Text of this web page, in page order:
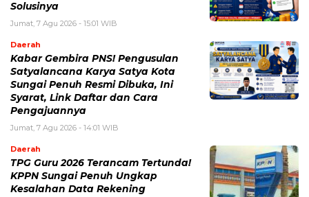
Solusinya
Jumat, 7 Agu 2026 - 15:01 WIB
Daerah
Kabar Gembira PNS! Pengusulan
Satyalancana Karya Satya Kota
Sungai Penuh Resmi Dibuka, Ini
Syarat, Link Daftar dan Cara
Pengajuannya
Jumat, 7 Agu 2026 - 14:01 WIB
Daerah
TPG Guru 2026 Terancam Tertunda!
KPPN Sungai Penuh Ungkap
Kesalahan Data Rekening